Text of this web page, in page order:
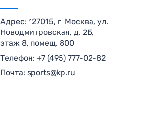
Адрес: 127015, г. Москва, ул.
Новодмитровская, д. 2Б,
этаж 8, помещ. 800
Телефон: +7 (495) 777-02-82
Почта: sports@kp.ru